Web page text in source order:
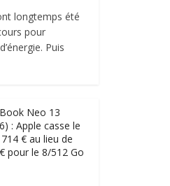
longtemps été
pour
Puis
Neo 13
: Apple casse le
€ au lieu de
pour le 8/512 Go